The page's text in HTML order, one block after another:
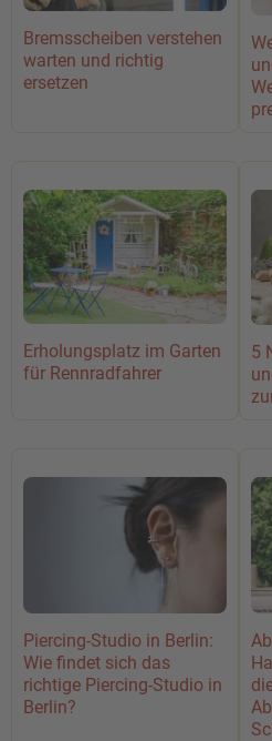
Bremsscheiben verstehen
warten und richtig
ersetzen
Erholungsplatz im Garten
für Rennradfahrer
5
Piercing-Studio in Berlin:
Wie findet sich das
richtige Piercing-Studio in
Berlin?